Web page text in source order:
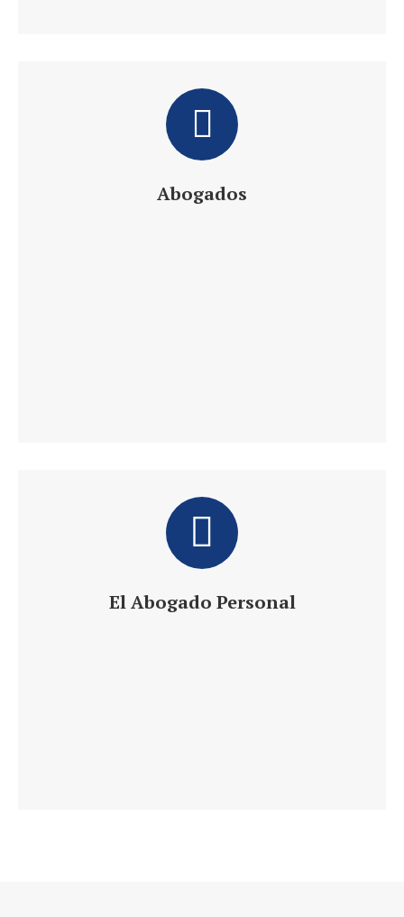
Abogados
El Abogado Personal